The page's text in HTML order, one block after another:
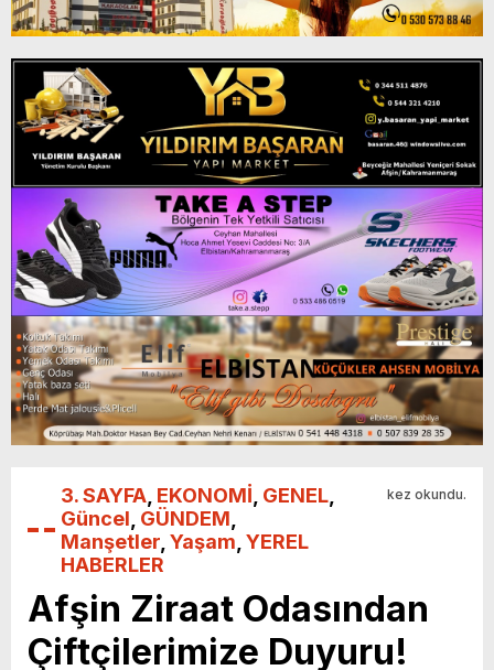
3. SAYFA EKONOMİ GENEL
Güncel GÜNDEM
Manşetler Yaşam YEREL
HABERLER
kez okundu.
Afşin Ziraat Odasından
Çiftçilerimize Duyuru!